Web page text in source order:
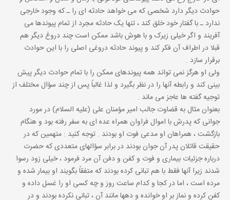
حوادث دیگر دارد شخصى که مى خواهد حادثه اى را ـ که وجود خارجى
ندارد ـ با گفتار خود خلق کند ، تنها یک حادثه مجرد از تمام پیوندها مى
آفریند و اگر خیلى زیرک و با هوش باشد ممکن است چند دروغ دیگر هم
قبلا در اطراف آن فکر کند و پیوند حادثه دروغى اصلى را با این حوادث
برقرار سازد .
ولى او هرگز نمى تواند همه پیوندهاى ممکن را با تمام حوادث دیگر پیش
بینى کند و رابطه آنها را در نظر بگیرد و لذا غالباً پس از چند سؤال مختلف از
توجیه گفته ها عاجز مى ماند .
بعنوان مثال به قضاوت جالب امیر مؤمنان على (علیه السلام) در مورد
جوانى که پدرش با اموال فراوان همراه عده اى به سفر رفته بود و هنگام
بازگشت ، همراهان او مدعى فوت او بودند . توجه کنید : متهمین که در
حقیقت قاتلان پدر آن جوان بودند در برابر سؤالهاى متعددى که حضرت
درباره جزئیات بیمارى و فوت و کفن و دفن آن مرد فرمود ، خیلى زود رسوا
شدند زیرا آنها فقط با هم تبانى کرده بودند که متفقاً بگویند او بیمار شده و
مرده است ، اما در کجا و کدام ساعت روز و چه کسى او را غسل داده و
کفن کرده و نماز بر او خوانده و دهها مانند آن ، تبانى نکرده بودند و در